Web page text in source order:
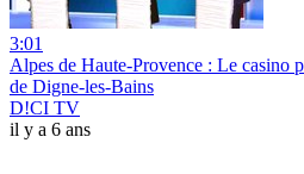
3:01
Alpes de Haute-Provence : Le casino
de Digne-les-Bains
D!CI TV
il y a 6 ans